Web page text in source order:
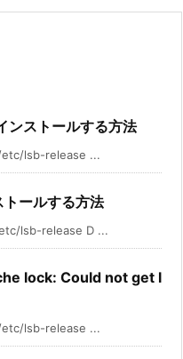
ストールする方法
etc/lsb-release ...
ールする方法
lsb-release D ...
lock: Could not get l
etc/lsb-release ...